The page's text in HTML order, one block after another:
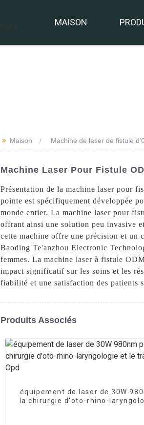
MAISON
>> Maison Machine de laser de fistule
Machine Laser Pour Fistule
Présentation de la machine laser pour
pointe est spécifiquement développée
monde entier. La machine laser pour
offrant ainsi une solution peu invasive
cette machine offre une précision et un
Baoding Te'anzhou Electronic
femmes. La machine laser à fistule
impact significatif sur les soins et les
fiabilité et une satisfaction des patients
Produits Associés
équipement de laser de 30W
la chirurgie d'oto-rhino-